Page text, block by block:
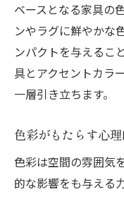
ベースとなる家具の
ンやラグに鮮やかな
ンパクトを与えるこ
具とアクセントカラ
一層引き立ちます。
色彩がもたらす心
色彩は空間の雰囲気
的な影響をも与える